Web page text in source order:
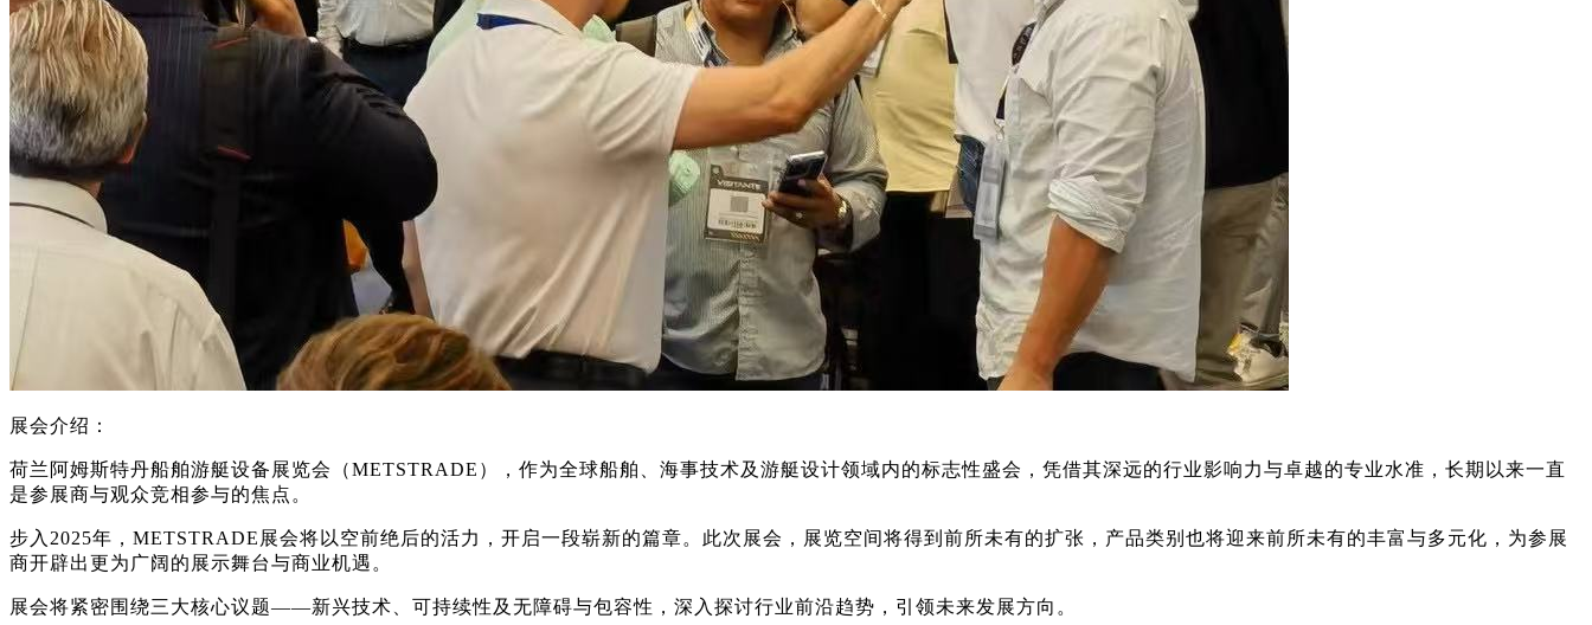
展会介绍：
荷兰阿姆斯特丹船舶游艇设备展览会（METSTRADE），作为全球船舶、海事技术及游艇设计领域内的标志性盛会，凭借其深远的行业影响力与卓越的专业水准，长期以来一直
是参展商与观众竞相参与的焦点。
步入2025年，METSTRADE展会将以空前绝后的活力，开启一段崭新的篇章。此次展会，展览空间将得到前所未有的扩张，产品类别也将迎来前所未有的丰富与多元化，为参展
商开辟出更为广阔的展示舞台与商业机遇。
展会将紧密围绕三大核心议题——新兴技术、可持续性及无障碍与包容性，深入探讨行业前沿趋势，引领未来发展方向。